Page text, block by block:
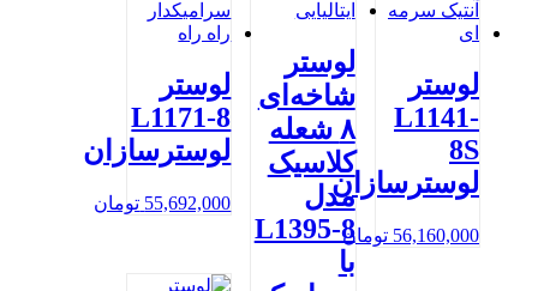
لوستر
L1141-
8S
لوسترسازان
56,160,000 تومان
لوستر
شاخه‌ای
۸ شعله
کلاسیک
مدل
L1395-8
با
لوستر
L1171-8
لوسترسازان
55,692,000 تومان